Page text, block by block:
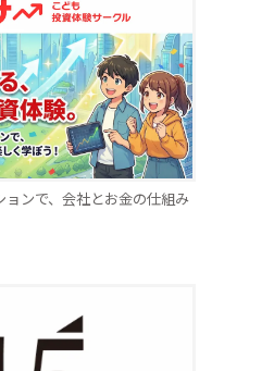
ョンで、会社とお金の仕組み